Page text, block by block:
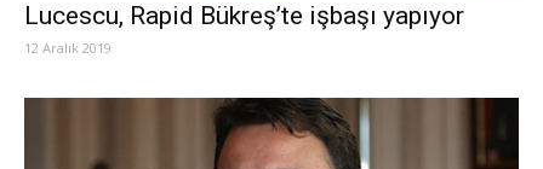
Lucescu, Rapid Bükreş’te işbaşı yapıyor
12 Aralık 2019